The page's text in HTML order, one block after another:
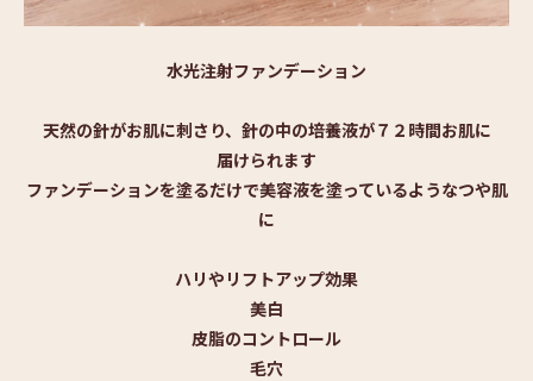
水光注射ファンデーション
天然の針がお肌に刺さり、針の中の培養液が７２時間お肌に
届けられます
ファンデーションを塗るだけで美容液を塗っているようなつや肌
に
ハリやリフトアップ効果
美白
皮脂のコントロール
毛穴